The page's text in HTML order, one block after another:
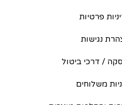
פרטיות
נגישות
/ דרכי ביטול
משלוחים